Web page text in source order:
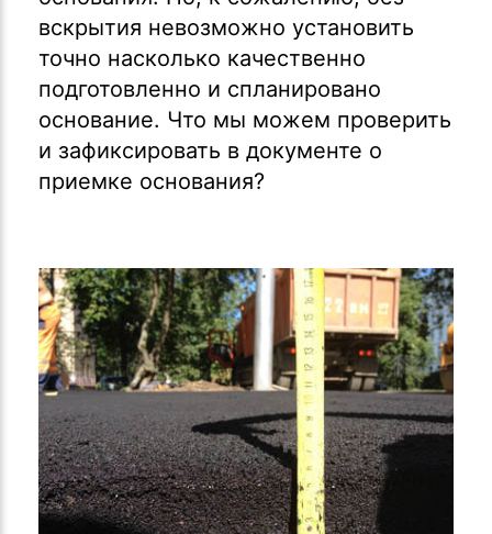
вскрытия невозможно установить
точно насколько качественно
подготовленно и спланировано
основание. Что мы можем проверить
и зафиксировать в документе о
приемке основания?